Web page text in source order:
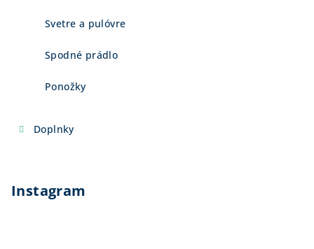
Svetre a pulóvre
Spodné prádlo
Ponožky
Doplnky
Instagram